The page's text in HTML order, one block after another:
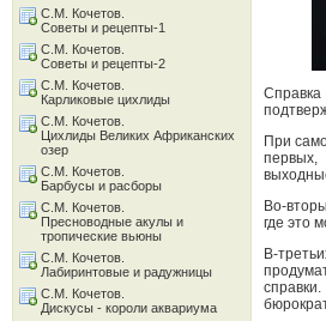
Справка
При
первых,
Во-
где это
В-
С.М. Кочетов.
Советы и рецепты-1
С.М. Кочетов.
Советы и рецепты-2
С.М. Кочетов.
Карликовые цихлиды
С.М. Кочетов.
Цихлиды Великих Африканских
озер
С.М. Кочетов.
Барбусы и расборы
С.М. Кочетов.
Пресноводные акулы и
тропические вьюны
С.М. Кочетов.
Лабиринтовые и радужницы
С.М. Кочетов.
Дискусы - короли аквариума